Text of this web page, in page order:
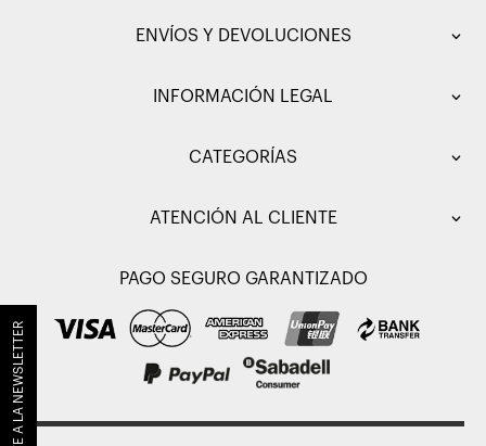
ENVÍOS Y DEVOLUCIONES
INFORMACIÓN LEGAL
CATEGORÍAS
ATENCIÓN AL CLIENTE
PAGO SEGURO GARANTIZADO